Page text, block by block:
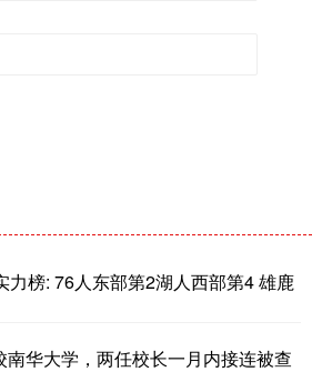
力榜: 76人东部第2湖人西部第4 雄鹿
华大学，两任校长一月内接连被查